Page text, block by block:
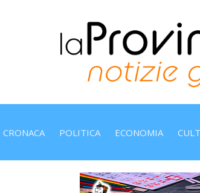
CRONACA POLITICA ECONOMIA